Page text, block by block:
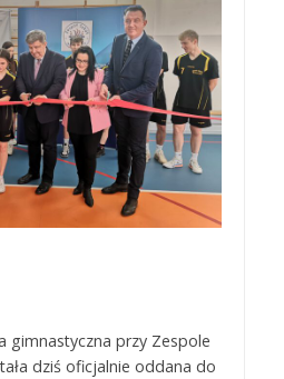
gimnastyczna przy Zespole
dziś oficjalnie oddana do